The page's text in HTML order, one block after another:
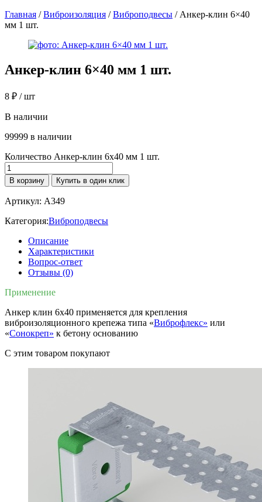
Главная /Виброизоляция /Виброподвесы / Анкер-клин 6×40
мм 1 шт.
Анкер-клин 6×40 мм 1 шт.
8 ₽ / шт
В наличии
99999 в наличии
Количество Анкер-клин 6x40 мм 1 шт.
В корзину Купить в один клик
Артикул: A349
Категория:Виброподвесы
Описание
Характеристики
Вопрос-ответ
Отзывы (0)
Применение
Анкер клин 6х40 применяется для крепления
виброизоляционного крепежа типа «Виброфлекс» или
«Сонокреп» к бетону основанию
C этим товаром покупают